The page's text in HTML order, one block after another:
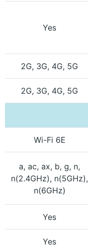
Yes
2G, 3G, 4G, 5G
2G, 3G, 4G, 5G
Wi-Fi 6E
a, ac, ax, b, g, n,
n(2.4GHz), n(5GHz),
n(6GHz)
Yes
Yes